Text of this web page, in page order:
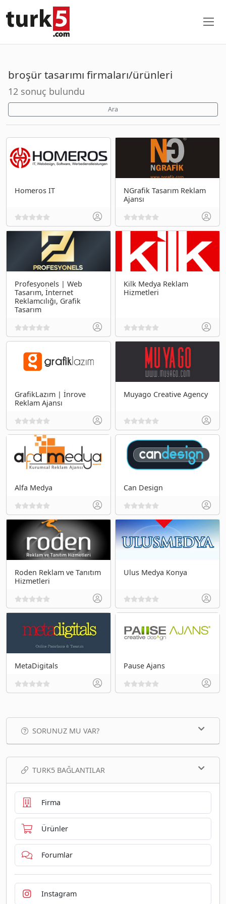
broşür tasarımı firmaları/ürünleri
12 sonuç bulundu
Ara
Homeros IT
NGrafik Tasarım Reklam
Ajansı
Profesyonels | Web
Tasarım, İnternet
Reklamcılığı, Grafik
Tasarım
Kilk Medya Reklam
Hizmetleri
GrafikLazım | İnrove
Reklam Ajansı
Muyago Creative Agency
Alfa Medya Can Design
Roden Reklam ve Tanıtım
Hizmetleri
Ulus Medya Konya
MetaDigitals Pause Ajans
SORUNUZ MU VAR?
TURK5 BAĞLANTILAR
Firma
Ürünler
Forumlar
Instagram